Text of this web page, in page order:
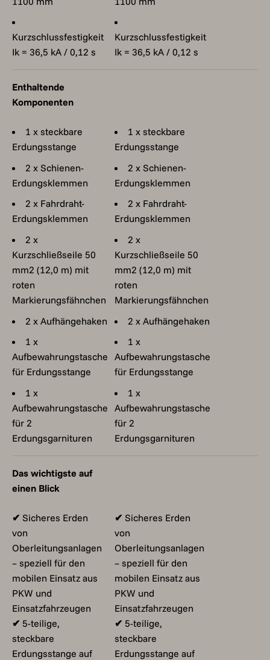
Kurzschlussfestigkeit
Ik = 36,5 kA / 0,12 s
Kurzschlussfestigkeit
Ik = 36,5 kA / 0,12 s
Enthaltende
Komponenten
1 x steckbare
Erdungsstange
2 x Schienen-
Erdungsklemmen
2 x Fahrdraht-
Erdungsklemmen
2 x
Kurzschließseile 50
mm2 (12,0 m) mit
roten
Markierungsfähnchen
2 x Aufhängehaken
1 x
Aufbewahrungstasche
für Erdungsstange
1 x
Aufbewahrungstasche
für 2
Erdungsgarnituren
1 x steckbare
Erdungsstange
2 x Schienen-
Erdungsklemmen
2 x Fahrdraht-
Erdungsklemmen
2 x
Kurzschließseile 50
mm2 (12,0 m) mit
roten
Markierungsfähnchen
2 x Aufhängehaken
1 x
Aufbewahrungstasche
für Erdungsstange
1 x
Aufbewahrungstasche
für 2
Erdungsgarnituren
Das wichtigste auf
einen Blick
✔ Sicheres Erden
von
Oberleitungsanlagen
– speziell für den
mobilen Einsatz aus
PKW und
Einsatzfahrzeugen
✔ 5-teilige,
steckbare
Erdungsstange auf
✔ Sicheres Erden
von
Oberleitungsanlagen
– speziell für den
mobilen Einsatz aus
PKW und
Einsatzfahrzeugen
✔ 5-teilige,
steckbare
Erdungsstange auf